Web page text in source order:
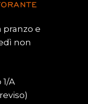
pranzo e
non
A